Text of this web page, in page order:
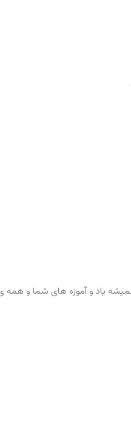
یاد و آموزه های شما و همه